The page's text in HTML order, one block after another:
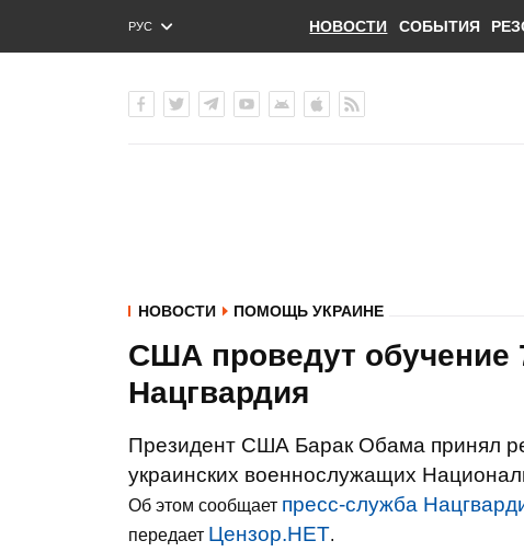
РУС
ENG
НОВОСТИ СОБЫТИЯ
НОВОСТИ ПОМОЩЬ УКРАИНЕ
США проведут обучение
Нацгвардия
Президент США Барак Обама принял
украинских военнослужащих
Об этом сообщает пресс-служба
передает Цензор.НЕТ.